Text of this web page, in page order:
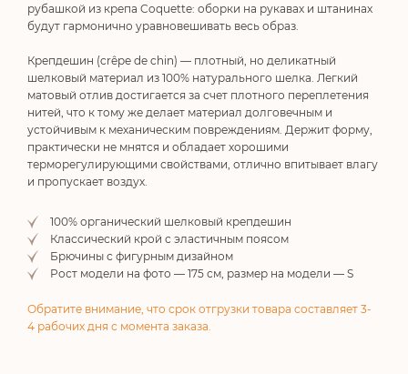
рубашкой из крепа Coquette: оборки на рукавах и штанинах
будут гармонично уравновешивать весь образ.
Крепдешин (crêpe de chin) — плотный, но деликатный
шелковый материал из 100% натурального шелка. Легкий
матовый отлив достигается за счет плотного переплетения
нитей, что к тому же делает материал долговечным и
устойчивым к механическим повреждениям. Держит форму,
практически не мнятся и обладает хорошими
терморегулирующими свойствами, отлично впитывает влагу
и пропускает воздух.
100% органический шелковый крепдешин
Классический крой с эластичным поясом
Брючины с фигурным дизайном
Рост модели на фото — 175 см, размер на модели — S
Обратите внимание, что срок отгрузки товара составляет 3-
4 рабочих дня с момента заказа.